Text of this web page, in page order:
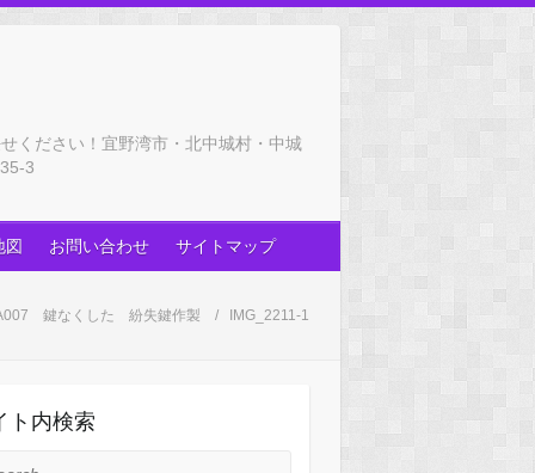
ください！宜野湾市・北中城村・中城
3
図 お問い合わせ サイトマップ
鍵なくした 紛失鍵作製 IMG_2211-1
ト内検索